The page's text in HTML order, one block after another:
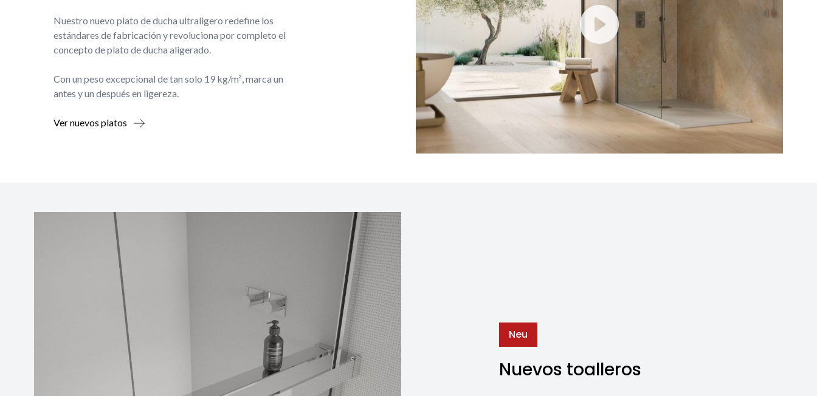
Nuestro nuevo plato de ducha ultraligero redefine los
estándares de fabricación y revoluciona por completo el
concepto de plato de ducha aligerado.
Con un peso excepcional de tan solo 19 kg/m², marca un
antes y un después en ligereza.
Ver nuevos platos
Neu
Nuevos toalleros